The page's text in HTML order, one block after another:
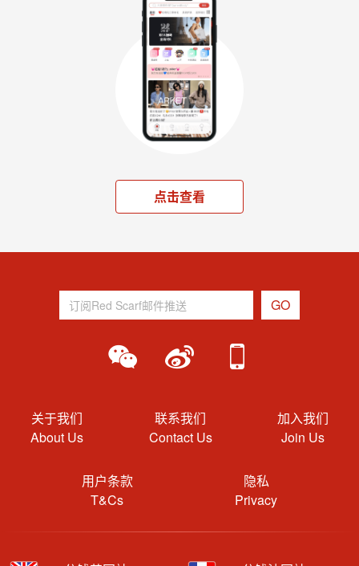
点击查看
关于我们
About Us
联系我们
Contact Us
加入我们
Join Us
用户条款
T&Cs
隐私
Privacy